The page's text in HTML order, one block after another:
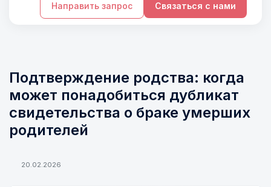
Направить запрос Связаться с нами
Подтверждение родства: когда
может понадобиться дубликат
свидетельства о браке умерших
родителей
20.02.2026